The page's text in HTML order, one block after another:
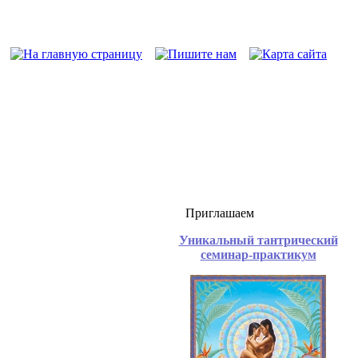
Приглашаем
Уникальный тантрический
семинар-практикум